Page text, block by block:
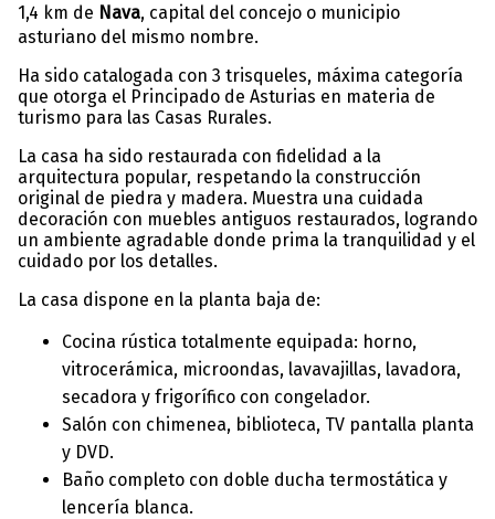
1,4 km de Nava, capital del concejo o municipio
asturiano del mismo nombre.
Ha sido catalogada con 3 trisqueles, máxima categoría
que otorga el Principado de Asturias en materia de
turismo para las Casas Rurales.
La casa ha sido restaurada con fidelidad a la
arquitectura popular, respetando la construcción
original de piedra y madera. Muestra una cuidada
decoración con muebles antiguos restaurados, logrando
un ambiente agradable donde prima la tranquilidad y el
cuidado por los detalles.
La casa dispone en la planta baja de:
Cocina rústica totalmente equipada: horno,
vitrocerámica, microondas, lavavajillas, lavadora,
secadora y frigorífico con congelador.
Salón con chimenea, biblioteca, TV pantalla planta
y DVD.
Baño completo con doble ducha termostática y
lencería blanca.